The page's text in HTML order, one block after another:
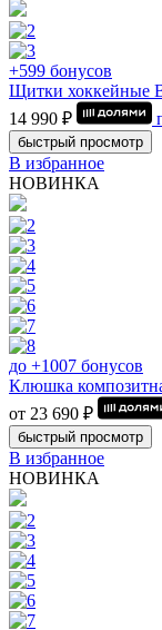
+599 бонусов
Щитки хоккейные
14 990 ₽
быстрый просмотр
В избранное
НОВИНКА
до +1007 бонусов
Клюшка
от 23 690 ₽
быстрый просмотр
В избранное
НОВИНКА